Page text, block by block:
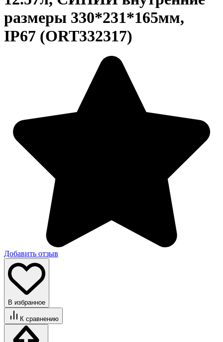
размеры 330*231*165мм,
IP67 (ORT332317)
Добавить отзыв
В избранное
К сравнению